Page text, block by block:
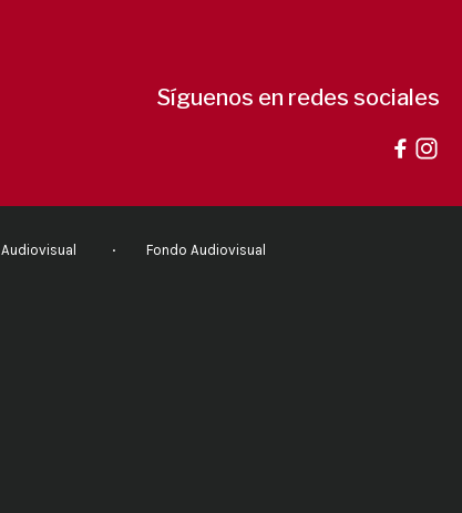
Síguenos en redes sociales
Fondo Audiovisual